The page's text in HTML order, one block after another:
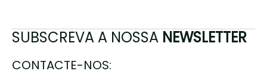
SUBSCREVA A NOSSA NEWSLETTER
CONTACTE-NOS: